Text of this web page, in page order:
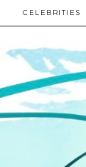
CELEBRITIES